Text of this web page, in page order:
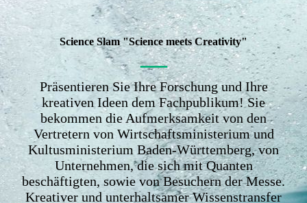
Science Slam "Science meets Creativity"
—
Präsentieren Sie Ihre Forschung und Ihre
kreativen Ideen dem Fachpublikum! Sie
bekommen die Aufmerksamkeit von den
Vertretern von Wirtschaftsministerium und
Kultusministerium Baden-Württemberg, von
Unternehmen, die sich mit Quanten
beschäftigten, sowie von Besuchern der Messe.
Kreativer und unterhaltsamer Wissenstransfer